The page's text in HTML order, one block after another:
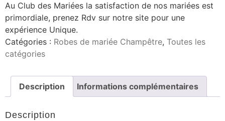
Au Club des Mariées la satisfaction de nos mariées est
primordiale, prenez Rdv sur notre site pour une
expérience Unique.
Catégories : Robes de mariée Champêtre, Toutes les
catégories
Description Informations complémentaires
Description